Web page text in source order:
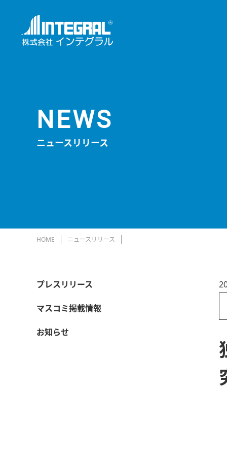
NEWS
ニュースリリース
HOME ニュースリリース
プレスリリース
マスコミ掲載情報
お知らせ